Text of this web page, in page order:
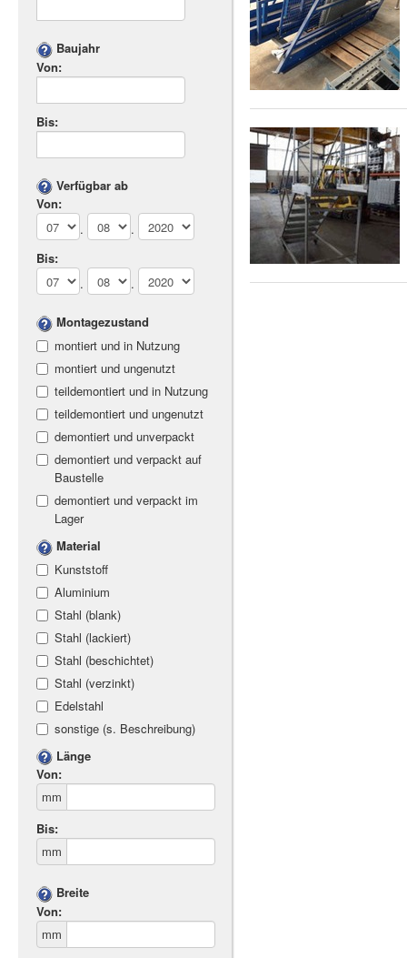
Baujahr
Von:
Bis:
Verfügbar ab
Von:
.
.
Bis:
.
.
Montagezustand
montiert und in Nutzung
montiert und ungenutzt
teildemontiert und in Nutzung
teildemontiert und ungenutzt
demontiert und unverpackt
demontiert und verpackt auf
Baustelle
demontiert und verpackt im
Lager
Material
Kunststoff
Aluminium
Stahl (blank)
Stahl (lackiert)
Stahl (beschichtet)
Stahl (verzinkt)
Edelstahl
sonstige (s. Beschreibung)
Länge
Von:
mm
Bis:
mm
Breite
Von:
mm